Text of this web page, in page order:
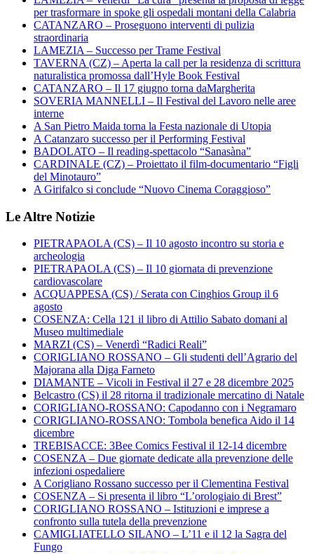
per trasformare in spoke gli ospedali montani della Calabria
CATANZARO – Proseguono interventi di pulizia
straordinaria
LAMEZIA – Successo per Trame Festival
TAVERNA (CZ) – Aperta la call per la residenza di scrittura
naturalistica promossa dall’Hyle Book Festival
CATANZARO – Il 17 giugno torna daMargherita
SOVERIA MANNELLI – Il Festival del Lavoro nelle aree
interne
A San Pietro Maida torna la Festa nazionale di Utopia
A Catanzaro successo per il Performing Festival
BADOLATO – Il reading-spettacolo “Sanasàna”
CARDINALE (CZ) – Proiettato il film-documentario “Figli
del Minotauro”
A Girifalco si conclude “Nuovo Cinema Coraggioso”
Le Altre Notizie
PIETRAPAOLA (CS) – Il 10 agosto incontro su storia e
archeologia
PIETRAPAOLA (CS) – Il 10 giornata di prevenzione
cardiovascolare
ACQUAPPESA (CS) / Serata con Cinghios Group il 6
agosto
COSENZA: Cella 121 il libro di Attilio Sabato domani al
Museo multimediale
MARZI (CS) – Venerdì “Radici Reali”
CORIGLIANO ROSSANO – Gli studenti dell’Agrario del
Majorana alla Diga Farneto
DIAMANTE – Vicoli in Festival il 27 e 28 dicembre 2025
Belcastro (CS) il 28 ritorna il tradizionale mercatino di Natale
CORIGLIANO-ROSSANO: Capodanno con i Negramaro
CORIGLIANO-ROSSANO: Tombola benefica Aido il 14
dicembre
TREBISACCE: 3Bee Comics Festival il 12-14 dicembre
COSENZA – Due giornate dedicate alla prevenzione delle
infezioni ospedaliere
A Corigliano Rossano successo per il Clementina Festival
COSENZA – Si presenta il libro “L’orologiaio di Brest”
CORIGLIANO ROSSANO – Istituzioni e imprese a
confronto sulla tutela della prevenzione
CAMIGLIATELLO SILANO – L’11 e il 12 la Sagra del
Fungo